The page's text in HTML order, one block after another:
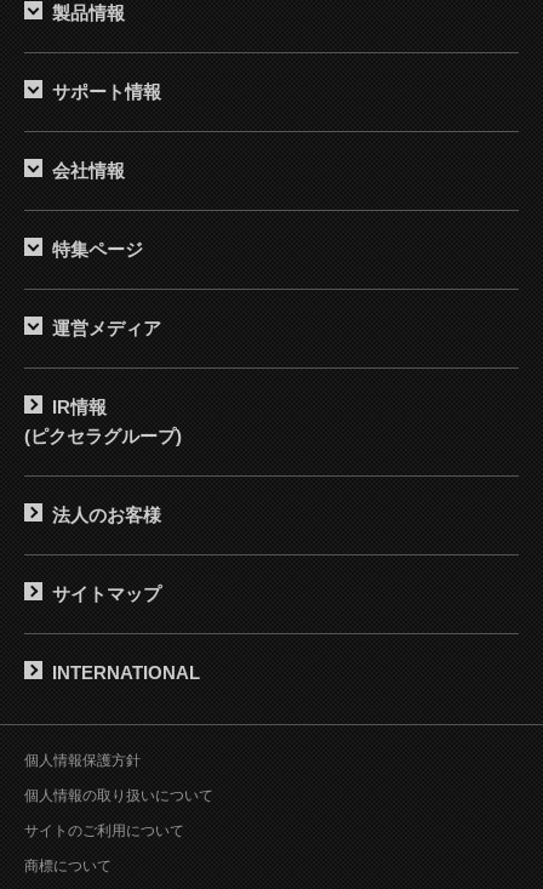
製品情報
サポート情報
会社情報
特集ページ
運営メディア
IR情報
(ピクセラグループ)
法人のお客様
サイトマップ
INTERNATIONAL
個人情報保護方針
個人情報の取り扱いについて
サイトのご利用について
商標について